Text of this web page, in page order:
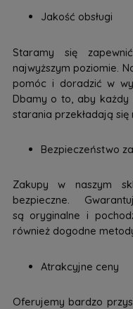
Jakość obsługi
Staramy się
najwyższym poziomie.
pomóc i doradzić w
Dbamy o to, aby każdy
starania przekładają
Bezpieczeństwo
Zakupy w naszym
bezpieczne.
są oryginalne i
również dogodne
Atrakcyjne ceny
Oferujemy bardzo